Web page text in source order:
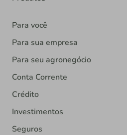
Para você
Para sua empresa
Para seu agronegócio
Conta Corrente
Crédito
Investimentos
Seguros